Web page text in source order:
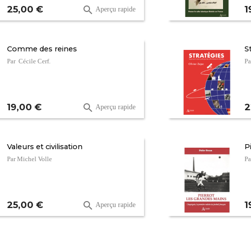
Prix
25,00 €  Aperçu rapide
Comme des reines
Par Cécile Cerf.
Prix
19,00 €  Aperçu rapide
Valeurs et civilisation
Par Michel Volle
Prix
25,00 €  Aperçu rapide